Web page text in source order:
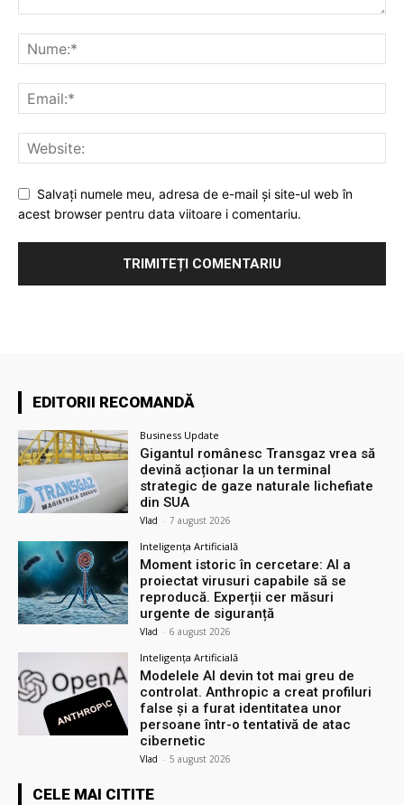
Salvați numele meu, adresa de e-mail și site-ul web în
acest browser pentru data viitoare i comentariu.
EDITORII RECOMANDĂ
Business Update
Gigantul românesc Transgaz vrea să
devină acționar la un terminal
strategic de gaze naturale lichefiate
din SUA
Vlad - 7 august 2026
Inteligența Artificială
Moment istoric în cercetare: AI a
proiectat virusuri capabile să se
reproducă. Experții cer măsuri
urgente de siguranță
Vlad - 6 august 2026
Inteligența Artificială
Modelele AI devin tot mai greu de
controlat. Anthropic a creat profiluri
false și a furat identitatea unor
persoane într-o tentativă de atac
cibernetic
Vlad - 5 august 2026
CELE MAI CITITE